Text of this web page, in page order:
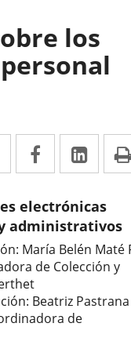
los
Twitter
Enlace Facebook
Enlace
a
una
aplicación
externa.
a
una
electrónicas
administrativos
María Belén Maté
de Colección y
Beatriz Pastrana
de